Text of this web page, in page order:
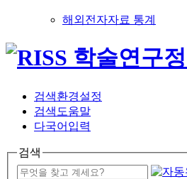
해외전자자료 통계
검색환경설정
검색도움말
다국어입력
검색